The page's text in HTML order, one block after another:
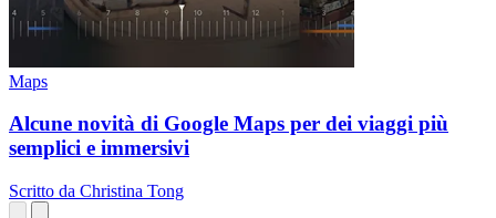
Maps
Alcune novità di Google Maps per dei viaggi più
semplici e immersivi
Scritto da Christina Tong